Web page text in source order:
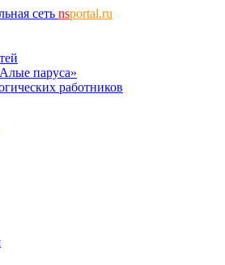
сеть nsportal.ru
паруса»
работников